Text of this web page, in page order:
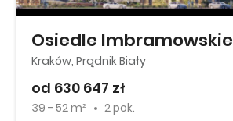
Osiedle Imbramowskie
Kraków, Prądnik Biały
od 630 647 zł
39 - 52 m² 2 pok.